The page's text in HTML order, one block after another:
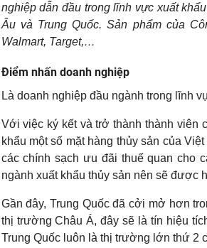
nghiệp dẫn đầu trong lĩnh vực xuất
Âu và Trung Quốc. Sản phẩm của
Walmart, Target,…
Điểm nhấn doanh nghiệp
Là doanh nghiệp đầu ngành trong lĩnh
Với việc ký kết và trở thành thành viên
khẩu một số mặt hàng thủy sản của
các chính sạch ưu đãi thuế quan cho
ngành xuất khẩu thủy sản nên sẽ được
Gần đây, Trung Quốc đã cởi mở hơn
thị trường Châu Á, đây sẽ là tín hiệu
Trung Quốc luôn là thị trường lớn thứ 2